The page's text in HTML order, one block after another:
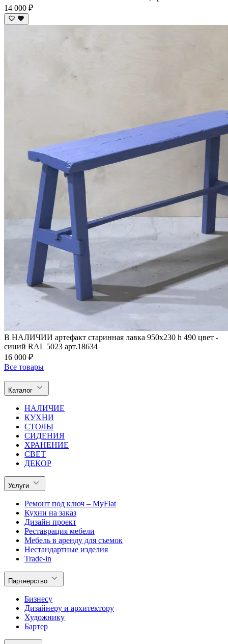
14 000 ₽
В НАЛИЧИИ артефакт старинная лавка 950х230 h 490 цвет -
синий RAL 5023 арт.18634
16 000 ₽
Все товары
Каталог
НАЛИЧИЕ
КУХНИ
СТОЛЫ
СИДЕНИЯ
ХРАНЕНИЕ
СВЕТ
ДЕКОР
Услуги
Ремонт под ключ – MyFlat
Кухни на заказ
Дизайн проект
Реставрация мебели
Мебель в аренду для съемок
Нестандартные изделия
Trade-in
Партнерство
Бизнесу
Дизайнеру и архитектору
Художнику
Бартер